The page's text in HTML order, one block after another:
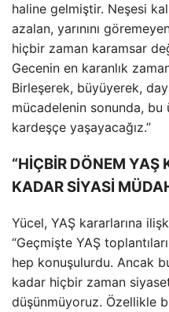
haline gelmiştir. Neşesi
azalan, yarınını
hiçbir zaman karamsar
Gecenin en karanlık
Birleşerek, büyüyerek,
mücadelenin sonunda,
kardeşçe yaşayacağız.”
“HİÇBİR DÖNEM YAŞ
KADAR SİYASİ
Yücel, YAŞ kararlarına
“Geçmişte YAŞ
hep konuşulurdu. Ancak
kadar hiçbir zaman
düşünmüyoruz. Özellikle